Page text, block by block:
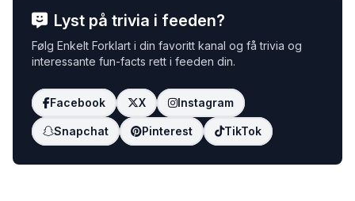
Lyst på trivia i feeden?
Følg Enkelt Forklart i din favoritt kanal og få trivia og
interessante fun-facts rett i feeden din.
Facebook X Instagram
Snapchat Pinterest TikTok